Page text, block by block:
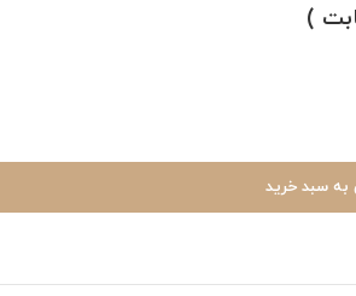
)
به سبد خرید